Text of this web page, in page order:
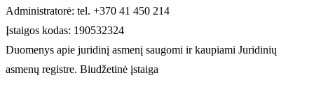
Administratorė: tel. +370 41 450 214
Įstaigos kodas: 190532324
Duomenys apie juridinį asmenį saugomi ir kaupiami Juridinių
asmenų registre. Biudžetinė įstaiga